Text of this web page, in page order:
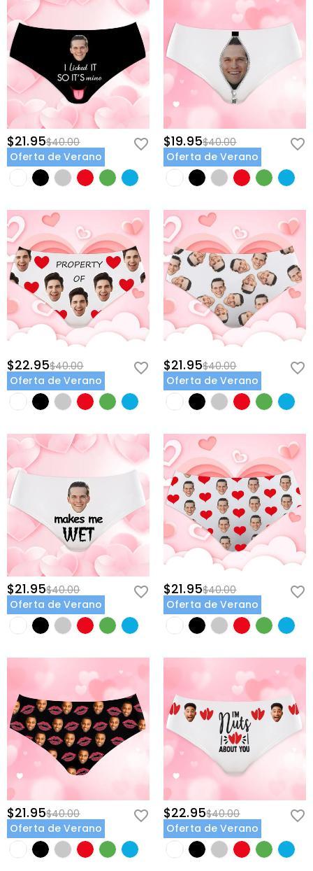
$21.95$40.00
Oferta de Verano
$19.95$40.00
Oferta de Verano
$22.95$40.00
Oferta de Verano
$21.95$40.00
Oferta de Verano
$21.95$40.00
Oferta de Verano
$21.95$40.00
Oferta de Verano
$21.95$40.00
Oferta de Verano
$22.95$40.00
Oferta de Verano